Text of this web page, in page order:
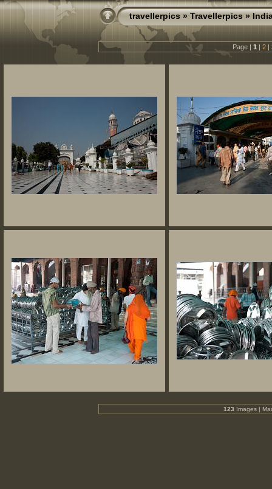
travellerpics»Travellerpics»
Page | 1 | 2 |
123 Images |